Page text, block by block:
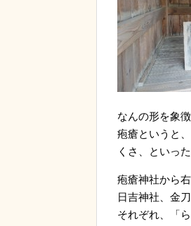
なんの形を象
疱瘡というと
くさ、といっ
疱瘡神社から
日吉神社、金
それぞれ、「